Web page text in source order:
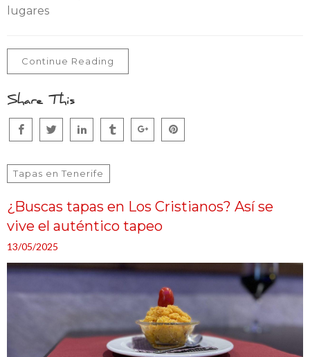
lugares
Continue Reading
Share This
Tapas en Tenerife
¿Buscas tapas en Los Cristianos? Así se
vive el auténtico tapeo
13/05/2025